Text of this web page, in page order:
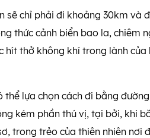
sẽ chỉ phải đi khoảng 30km và
thức cảnh biển bao la, chiêm
hít thở không khí trong lành
thể lựa chọn cách đi bằng
kém phần thú vị, tại bởi, khi
trong trẻo của thiên nhiên nơi